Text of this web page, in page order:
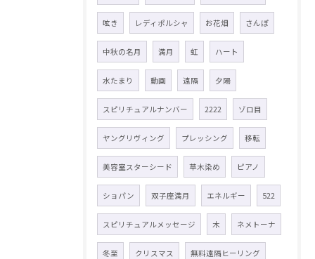
呟き レディポルシャ お花畑 さんぽ
中秋の名月 満月 虹 ハート
水たまり 動画 遠隔 夕陽
スピリチュアルナンバー 2222 ゾロ目
ヤングリヴィング プレッシング 移転
美容室スターシード 草木染め ピアノ
ショパン 双子座満月 エネルギー 522
スピリチュアルメッセージ 木 ネメトーナ
冬至 クリスマス 無料遠隔ヒーリング